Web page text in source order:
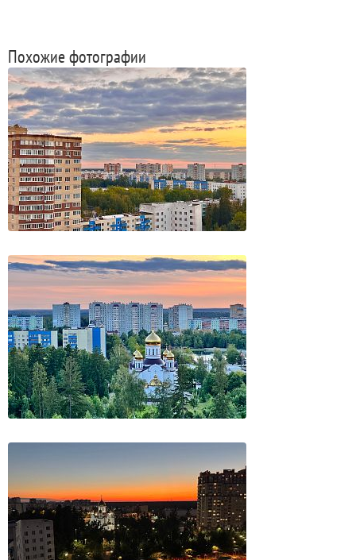
Похожие фотографии